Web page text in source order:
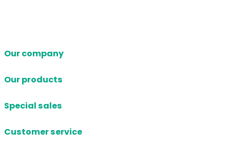
Our company
Our products
Special sales
Customer service